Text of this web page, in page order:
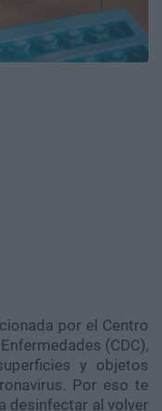
por el Centro
(CDC),
y objetos
Por eso te
desinfectar al volver